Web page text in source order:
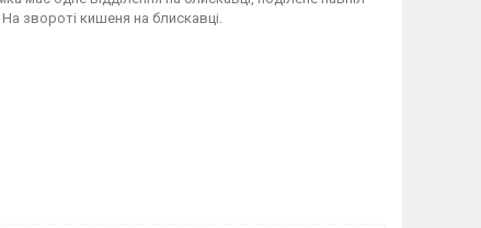
звороті кишеня на блискавці.